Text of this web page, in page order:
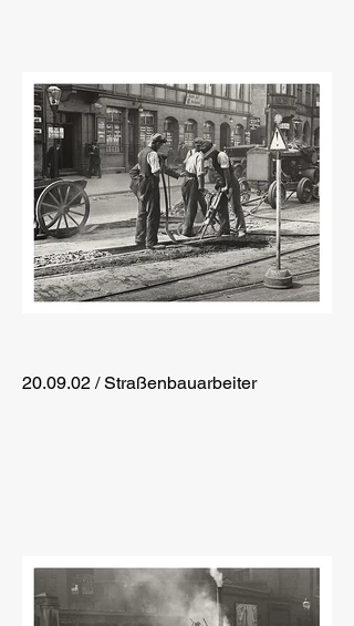
20.09.02 / Straßenbauarbeiter